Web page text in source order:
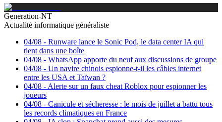
Generation-NT
Actualité informatique généraliste
04/08 - Runware lance le Sonic Pod, le data center IA qui
tient dans une boîte
04/08 - WhatsApp apporte du neuf aux discussions de groupe
04/08 - Un navire chinois espionne-t-il les câbles internet
entre les USA et Taïwan ?
04/08 - Alerte sur un faux cheat Roblox pour espionner les
joueurs
04/08 - Canicule et sécheresse : le mois de juillet a battu tous
les records climatiques en France